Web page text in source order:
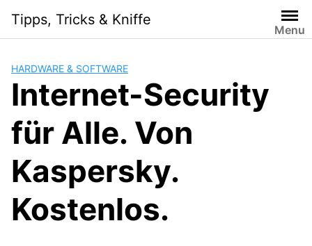
content
Tipps, Tricks & Kniffe
Menu
HARDWARE & SOFTWARE
Internet-Security
für Alle. Von
Kaspersky.
Kostenlos.